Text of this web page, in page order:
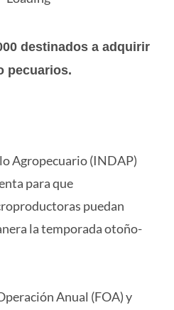
destinados a adquirir
pecuarios.
Agropecuario (INDAP)
para que
puedan
la temporada otoño-
Anual (FOA) y